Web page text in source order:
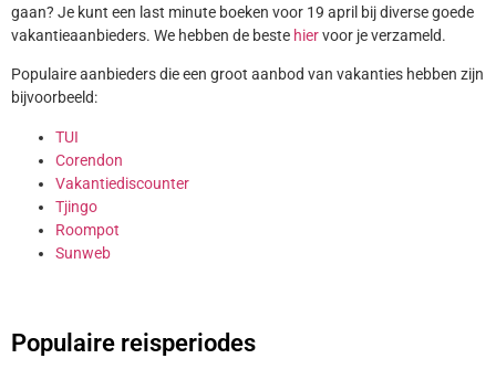
gaan? Je kunt een last minute boeken voor 19 april bij diverse goede
vakantieaanbieders. We hebben de beste hiervoor je verzameld.
Populaire aanbieders die een groot aanbod van vakanties hebben zijn
bijvoorbeeld:
TUI
Corendon
Vakantiediscounter
Tjingo
Roompot
Sunweb
Populaire reisperiodes